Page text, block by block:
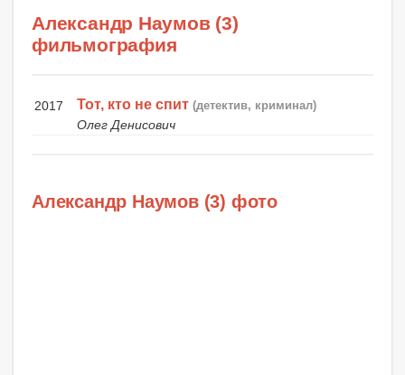
Александр Наумов (3)
фильмография
2017 Тот, кто не спит (детектив, криминал)
Олег Денисович
Александр Наумов (3) фото